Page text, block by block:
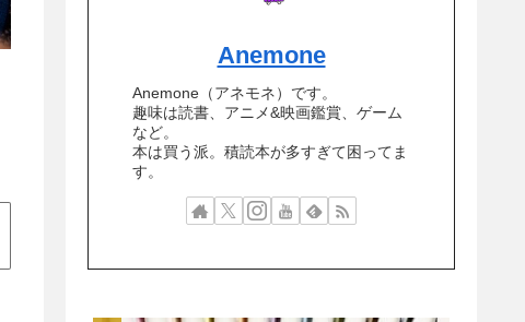
Anemone
Anemone（アネモネ）です。
趣味は読書、アニメ&映画鑑賞、ゲーム
など。
本は買う派。積読本が多すぎて困ってま
す。